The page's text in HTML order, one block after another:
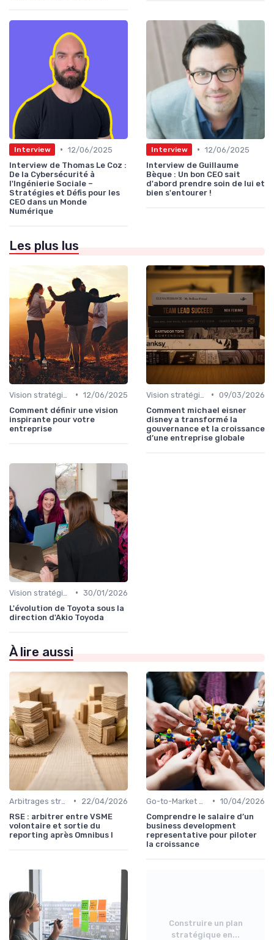
Interview • 12/06/2025
Interview de Thomas Le Coz :
De la Cybersécurité à
l'Ingénierie Sociale –
Stratégies et Défis pour les
CEO dans un Monde
Numérique
Interview • 12/06/2025
Interview de Guillaume
Bèque : Un bon CEO sait
d'abord prendre soin de lui et
bien s'entourer !
Les plus lus
• 12/06/2025
Comment définir une vision
inspirante pour votre
entreprise
• 09/03/2026
Comment michael eisner
disney a transformé la
gouvernance et la croissance
d’une entreprise globale
• 30/01/2026
L'évolution de Toyota sous la
direction d'Akio Toyoda
À lire aussi
•
22/04/2026
RSE : arbitrer entre VSME
volontaire et sortie du
reporting après Omnibus I
• 10/04/2026
Comprendre le salaire d’un
business development
representative pour piloter
la croissance
Construire un plan
stratégique en...